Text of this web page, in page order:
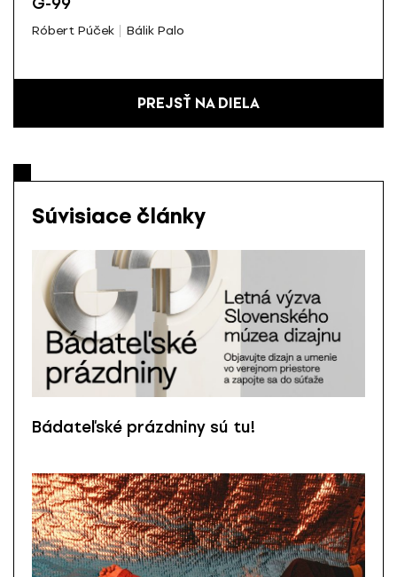
Róbert Púček Bálik Palo
PREJSŤ NA DIELA
Súvisiace články
Bádateľské prázdniny sú tu!